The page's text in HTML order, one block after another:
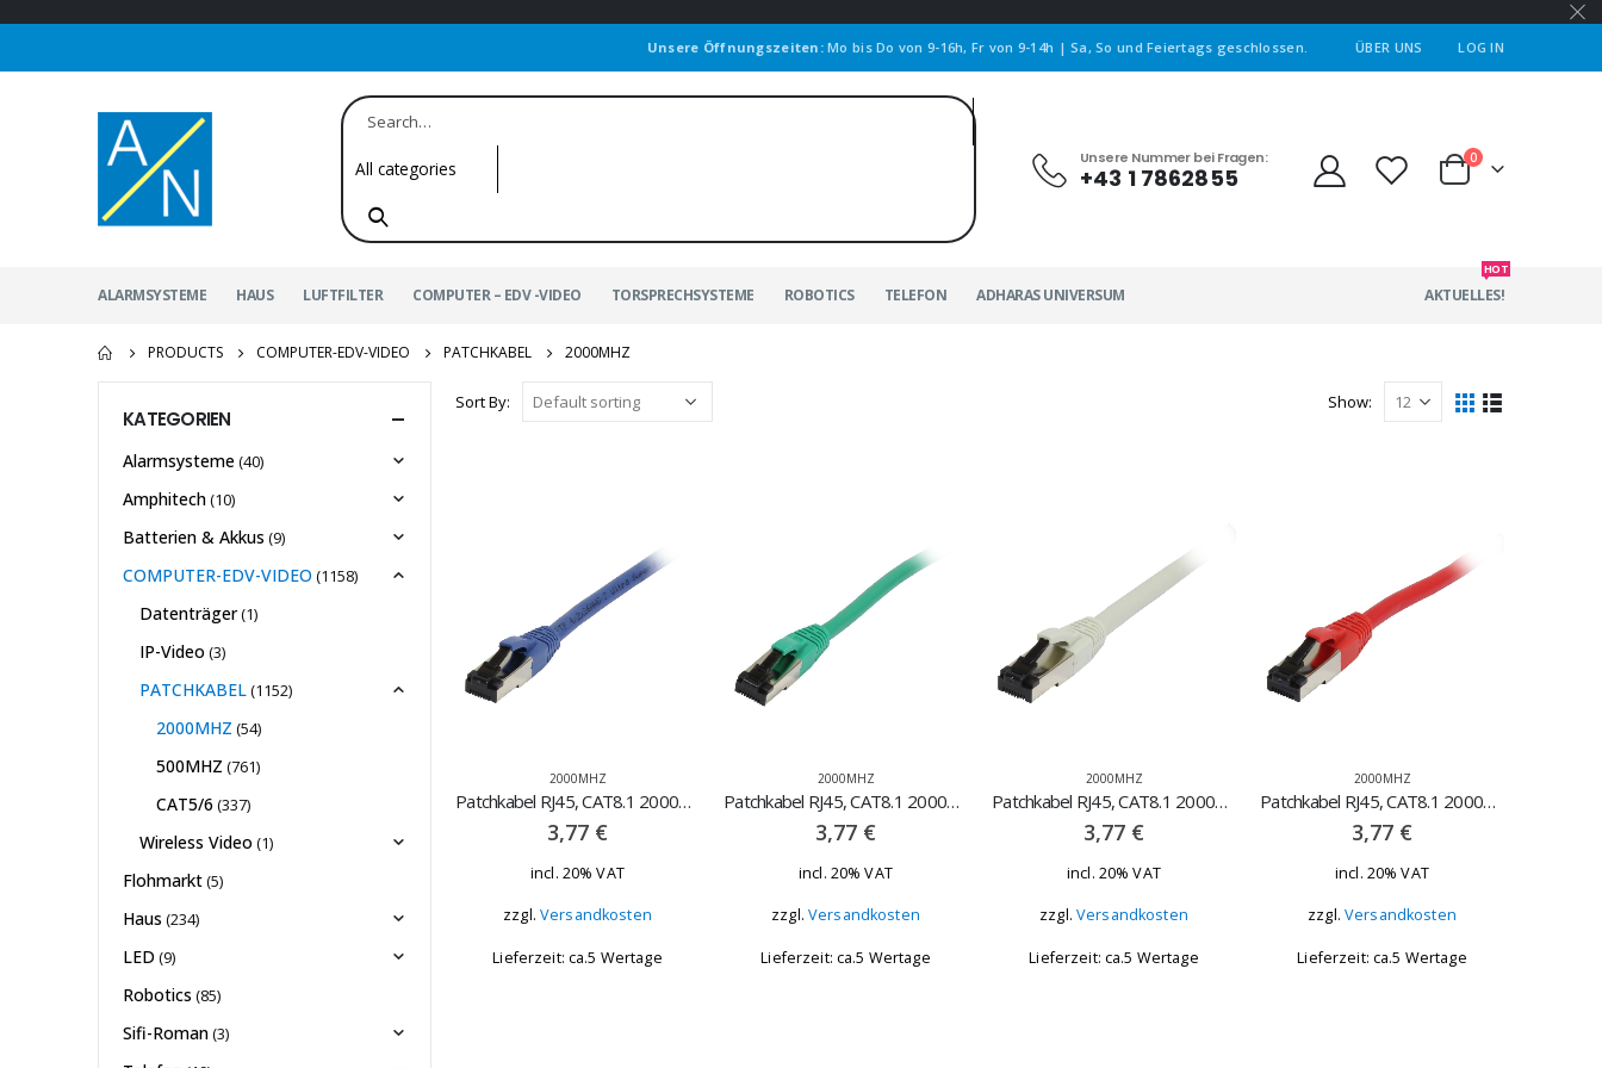
Unsere Öffnungszeiten:Mo bis Do von 9-16h, Fr von 9-14h | Sa, So und Feiertags geschlossen. ÜBER UNS LOG IN
Unsere Nummer bei Fragen:
+43 1 7862855
0
ALARMSYSTEME HAUS LUFTFILTER COMPUTER – EDV -VIDEO TORSPRECHSYSTEME ROBOTICS TELEFON ADHARAS UNIVERSUM AKTUELLES!
HOT
PRODUCTS COMPUTER-EDV-VIDEO PATCHKABEL 2000MHZ
Sort By: Show:
2000MHZ
Patchkabel RJ45, CAT8.1 2000Mhz, 0.25m blau – STP(S/FTP), TPE(Ultra SuperFlex)
3,77 €
incl. 20% VAT
zzgl. Versandkosten
Lieferzeit: ca.5 Wertage
2000MHZ
Patchkabel RJ45, CAT8.1 2000Mhz, 0.25m gr?n – STP(S/FTP), TPE(Ultra SuperFlex)
3,77 €
incl. 20% VAT
zzgl. Versandkosten
Lieferzeit: ca.5 Wertage
2000MHZ
Patchkabel RJ45, CAT8.1 2000Mhz, 0.25m grau – STP(S/FTP), TPE(Ultra SuperFlex)
3,77 €
incl. 20% VAT
zzgl. Versandkosten
Lieferzeit: ca.5 Wertage
2000MHZ
Patchkabel RJ45, CAT8.1 2000Mhz, 0.25m rot – STP(S/FTP), TPE(Ultra SuperFlex)
3,77 €
incl. 20% VAT
zzgl. Versandkosten
Lieferzeit: ca.5 Wertage
KATEGORIEN
Alarmsysteme(40)
Amphitech(10)
Batterien & Akkus (9)
COMPUTER-EDV-VIDEO (1158)
Datenträger(1)
IP-Video (3)
PATCHKABEL(1152)
2000MHZ (54)
500MHZ (761)
CAT5/6 (337)
Wireless Video (1)
Flohmarkt(5)
Haus (234)
LED (9)
Robotics (85)
Sifi-Roman(3)